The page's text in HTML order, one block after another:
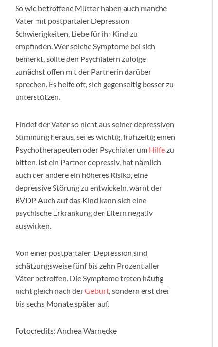
So wie betroffene Mütter haben auch manche
Väter mit postpartaler Depression
Schwierigkeiten, Liebe für ihr Kind zu
empfinden. Wer solche Symptome bei sich
bemerkt, sollte den Psychiatern zufolge
zunächst offen mit der Partnerin darüber
sprechen. Es helfe oft, sich gegenseitig besser zu
unterstützen.
Findet der Vater so nicht aus seiner depressiven
Stimmung heraus, sei es wichtig, frühzeitig einen
Psychotherapeuten oder Psychiater um Hilfezu
bitten. Ist ein Partner depressiv, hat nämlich
auch der andere ein höheres Risiko, eine
depressive Störung zu entwickeln, warnt der
BVDP. Auch auf das Kind kann sich eine
psychische Erkrankung der Eltern negativ
auswirken.
Von einer postpartalen Depression sind
schätzungsweise fünf bis zehn Prozent aller
Väter betroffen. Die Symptome treten häufig
nicht gleich nach derGeburt, sondern erst drei
bis sechs Monate später auf.
Fotocredits: Andrea Warnecke